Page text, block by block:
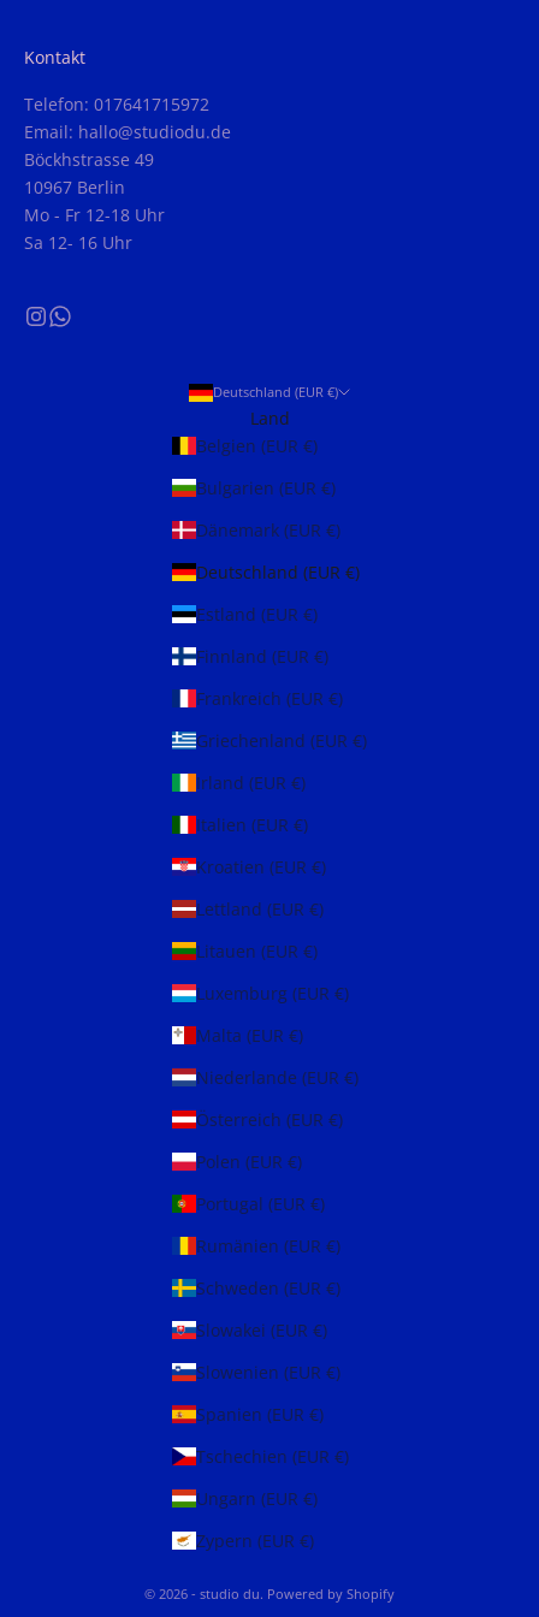
Kontakt
Telefon: 017641715972
Email: hallo@studiodu.de
Böckhstrasse 49
10967 Berlin
Mo - Fr 12-18 Uhr
Sa 12- 16 Uhr
Deutschland (EUR €)
Land
Belgien (EUR €)
Bulgarien (EUR €)
Dänemark (EUR €)
Deutschland (EUR €)
Estland (EUR €)
Finnland (EUR €)
Frankreich (EUR €)
Griechenland (EUR €)
Irland (EUR €)
Italien (EUR €)
Kroatien (EUR €)
Lettland (EUR €)
Litauen (EUR €)
Luxemburg (EUR €)
Malta (EUR €)
Niederlande (EUR €)
Österreich (EUR €)
Polen (EUR €)
Portugal (EUR €)
Rumänien (EUR €)
Schweden (EUR €)
Slowakei (EUR €)
Slowenien (EUR €)
Spanien (EUR €)
Tschechien (EUR €)
Ungarn (EUR €)
Zypern (EUR €)
© 2026 - studio du. Powered by Shopify